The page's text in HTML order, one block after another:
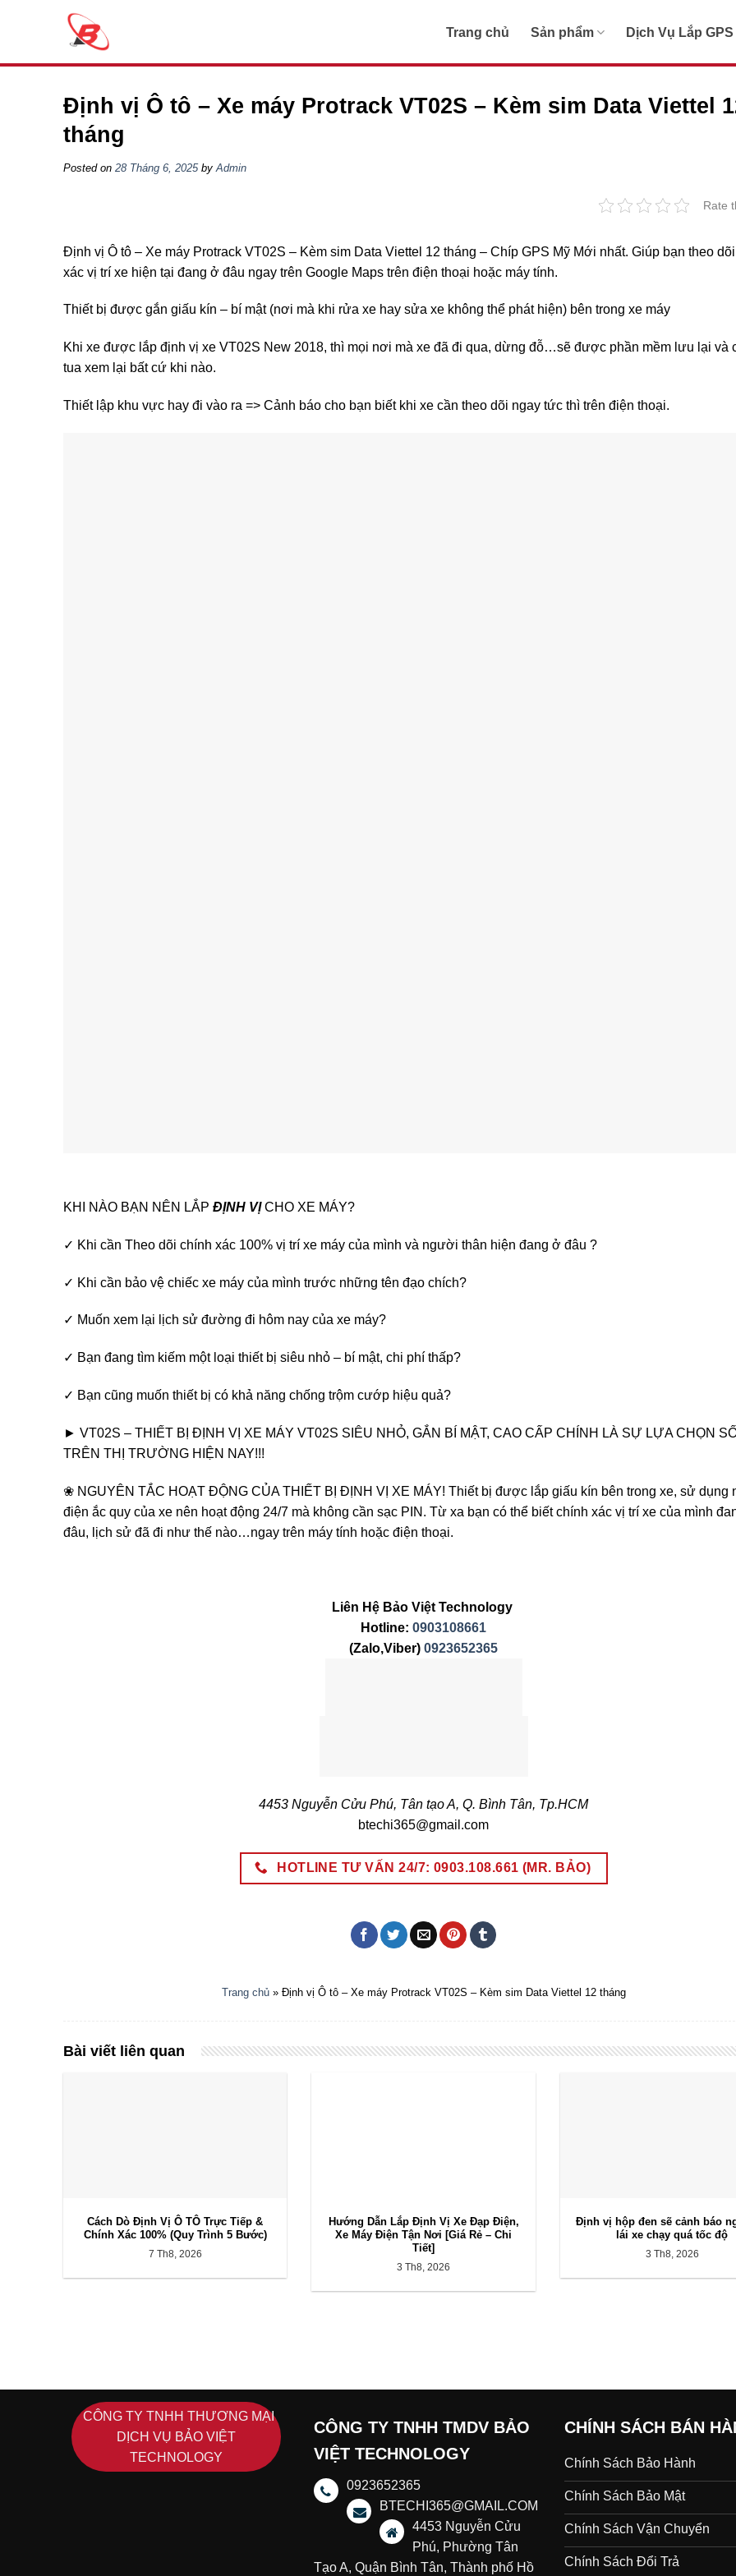
Trang chủ Sản phẩm Dịch Vụ Lắp GPS
Định vị Ô tô – Xe máy Protrack VT02S – Kèm sim Data Viettel
tháng
Posted on 28 Tháng 6, 2025by Admin
Rate
Định vị Ô tô – Xe máy Protrack VT02S – Kèm sim Data Viettel 12 tháng – Chíp GPS Mỹ Mới nhất. Giúp bạn theo
xác vị trí xe hiện tại đang ở đâu ngay trên Google Maps trên điện thoại hoặc máy tính.
Thiết bị được gắn giấu kín – bí mật (nơi mà khi rửa xe hay sửa xe không thể phát hiện) bên trong xe máy
Khi xe được lắp định vị xe VT02S New 2018, thì mọi nơi mà xe đã đi qua, dừng đỗ…sẽ được phần mềm lưu lại và
tua xem lại bất cứ khi nào.
Thiết lập khu vực hay đi vào ra => Cảnh báo cho bạn biết khi xe cần theo dõi ngay tức thì trên điện thoại.
KHI NÀO BẠN NÊN LẮP ĐỊNH VỊCHO XE MÁY?
✓ Khi cần Theo dõi chính xác 100% vị trí xe máy của mình và người thân hiện đang ở đâu ?
✓ Khi cần bảo vệ chiếc xe máy của mình trước những tên đạo chích?
✓ Muốn xem lại lịch sử đường đi hôm nay của xe máy?
✓ Bạn đang tìm kiếm một loại thiết bị siêu nhỏ – bí mật, chi phí thấp?
✓ Bạn cũng muốn thiết bị có khả năng chống trộm cướp hiệu quả?
► VT02S – THIẾT BỊ ĐỊNH VỊ XE MÁY VT02S SIÊU NHỎ, GẮN BÍ MẬT, CAO CẤP CHÍNH LÀ SỰ LỰA CHỌN
TRÊN THỊ TRƯỜNG HIỆN NAY!!!
❀ NGUYÊN TẮC HOẠT ĐỘNG CỦA THIẾT BỊ ĐỊNH VỊ XE MÁY! Thiết bị được lắp giấu kín bên trong xe, sử dụng
điện ắc quy của xe nên hoạt động 24/7 mà không cần sạc PIN. Từ xa bạn có thể biết chính xác vị trí xe của mình
đâu, lịch sử đã đi như thế nào…ngay trên máy tính hoặc điện thoại.
Liên Hệ Bảo Việt Technology
Hotline:0903108661
(Zalo,Viber)0923652365
4453 Nguyễn Cửu Phú, Tân tạo A, Q. Bình Tân, Tp.HCM
btechi365@gmail.com
HOTLINE TƯ VẤN 24/7: 0903.108.661 (MR. BẢO)
Trang chủ» Định vị Ô tô – Xe máy Protrack VT02S – Kèm sim Data Viettel 12 tháng
Bài viết liên quan
Cách Dò Định Vị Ô TÔ Trực Tiếp &
Chính Xác 100% (Quy Trình 5 Bước)
7 Th8, 2026
Hướng Dẫn Lắp Định Vị Xe Đạp Điện,
Xe Máy Điện Tận Nơi [Giá Rẻ – Chi
Tiết]
3 Th8, 2026
Định vị hộp đen sẽ cảnh báo
lái xe chạy quá tốc độ
3 Th8, 2026
CÔNG TY TNHH THƯƠNG MẠI
DỊCH VỤ BẢO VIỆT
TECHNOLOGY
CÔNG TY TNHH TMDV BẢO
VIỆT TECHNOLOGY
0923652365
BTECHI365@GMAIL.COM
4453 Nguyễn Cửu
Phú, Phường Tân
Tạo A, Quận Bình Tân, Thành phố Hồ
CHÍNH SÁCH BÁN
Chính Sách Bảo Hành
Chính Sách Bảo Mật
Chính Sách Vận Chuyển
Chính Sách Đổi Trả